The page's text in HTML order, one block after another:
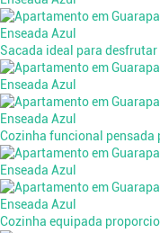
Sacada ideal para
Cozinha funcional pensada
Cozinha equipada